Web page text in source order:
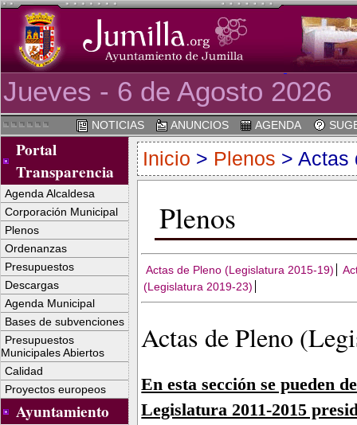
Jueves - 6 de Agosto 2026
NOTICIAS ANUNCIOS AGENDA
Portal
Transparencia
Agenda Alcaldesa
Corporación Municipal
Plenos
Ordenanzas
Presupuestos
Descargas
Agenda Municipal
Bases de subvenciones
Presupuestos
Municipales Abiertos
Calidad
Proyectos europeos
Ayuntamiento
Inicio > Plenos > Actas
Plenos
Actas de Pleno (Legislatura 2015-19)
(Legislatura 2019-23)
Actas de Pleno
En esta sección se pueden
Legislatura 2011-2015